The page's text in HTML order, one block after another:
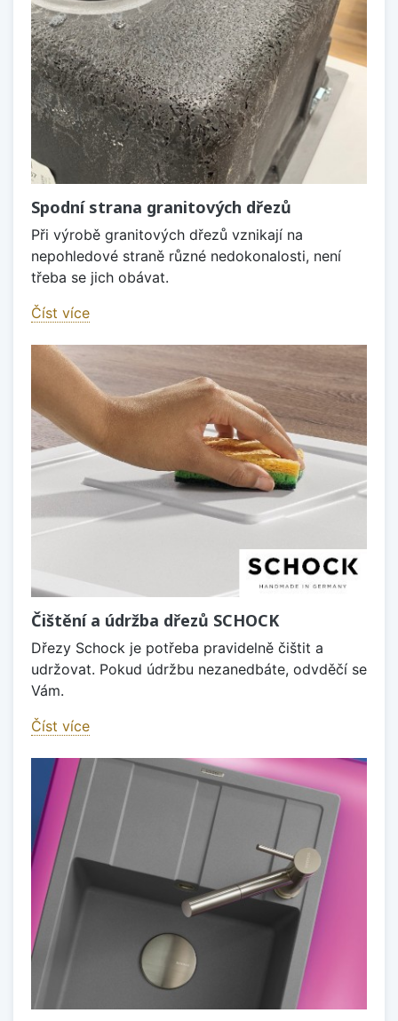
Spodní strana granitových dřezů
Při výrobě granitových dřezů vznikají na
nepohledové straně různé nedokonalosti, není
třeba se jich obávat.
Číst více
Čištění a údržba dřezů SCHOCK
Dřezy Schock je potřeba pravidelně čištit a
udržovat. Pokud údržbu nezanedbáte, odvděčí se
Vám.
Číst více